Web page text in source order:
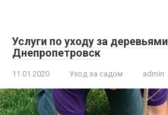
Услуги по уходу за деревьями
Днепропетровск
11.01.2020 Уход за садом admin